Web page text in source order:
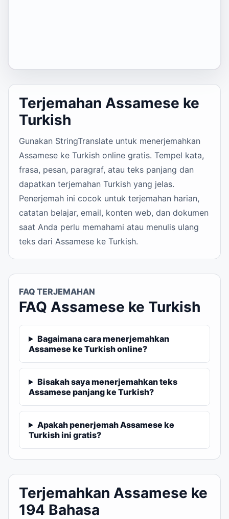
Terjemahan Assamese ke
Turkish
Gunakan StringTranslate untuk menerjemahkan
Assamese ke Turkish online gratis. Tempel kata,
frasa, pesan, paragraf, atau teks panjang dan
dapatkan terjemahan Turkish yang jelas.
Penerjemah ini cocok untuk terjemahan harian,
catatan belajar, email, konten web, dan dokumen
saat Anda perlu memahami atau menulis ulang
teks dari Assamese ke Turkish.
FAQ TERJEMAHAN
FAQ Assamese ke Turkish
Bagaimana cara menerjemahkan
Assamese ke Turkish online?
Bisakah saya menerjemahkan teks
Assamese panjang ke Turkish?
Apakah penerjemah Assamese ke
Turkish ini gratis?
Terjemahkan Assamese ke
194 Bahasa